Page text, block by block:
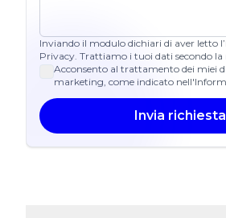
Inviando il modulo dichiari di aver letto
Privacy. Trattiamo i tuoi dati secondo
Acconsento al trattamento dei miei
marketing, come indicato
Invia richiesta